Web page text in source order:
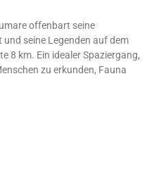
offenbart seine
seine Legenden auf dem
8 km. Ein idealer Spaziergang,
zu erkunden, Fauna